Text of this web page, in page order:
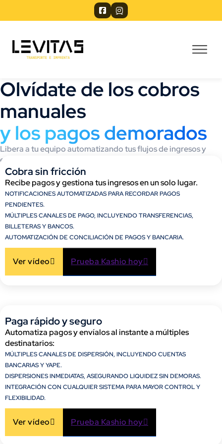
Olvídate de los cobros
manuales
y los pagos demorados
Libera a tu equipo automatizando tus flujos de ingresos y
egresos en tiempo real con Kashio.
Cobra sin fricción​
Recibe pagos y gestiona tus ingresos en un solo lugar.​
NOTIFICACIONES AUTOMATIZADAS PARA RECORDAR PAGOS
PENDIENTES.​
MÚLTIPLES CANALES DE PAGO, INCLUYENDO TRANSFERENCIAS,
BILLETERAS Y BANCOS.​
AUTOMATIZACIÓN DE CONCILIACIÓN DE PAGOS Y BANCARIA.
Ver vídeo Prueba Kashio hoy
Paga rápido y seguro
Automatiza pagos y envíalos al instante a múltiples
destinatarios:​​
MÚLTIPLES CANALES DE DISPERSIÓN, INCLUYENDO CUENTAS
BANCARIAS Y YAPE.​
DISPERSIONES INMEDIATAS, ASEGURANDO LIQUIDEZ SIN DEMORAS.​
INTEGRACIÓN CON CUALQUIER SISTEMA PARA MAYOR CONTROL Y
FLEXIBILIDAD.
Ver vídeo Prueba Kashio hoy